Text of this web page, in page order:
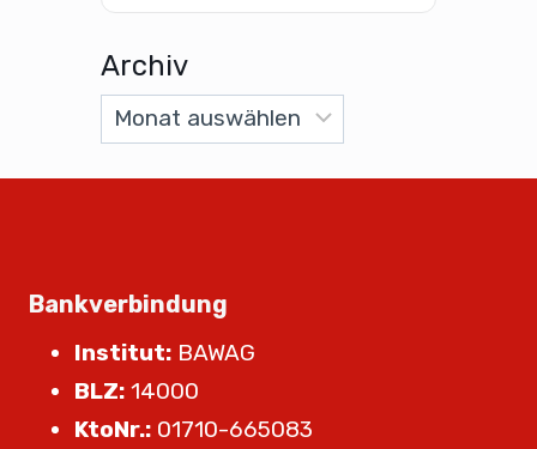
Archiv
Bankverbindung
Institut: BAWAG
BLZ: 14000
KtoNr.: 01710-665083